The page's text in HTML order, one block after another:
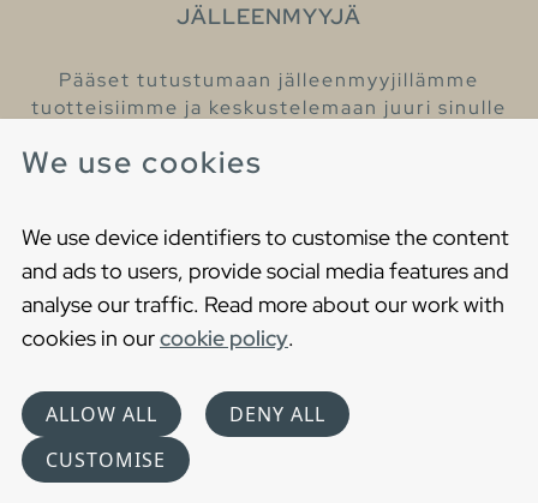
We use cookies
We use device identifiers to customise the content
and ads to users, provide social media features and
analyse our traffic. Read more about our work with
cookies in ourcookie policy.
ALLOW ALL
DENY ALL
CUSTOMISE
JÄLLEENMYYJÄ
Pääset tutustumaan jälleenmyyjillämme
tuotteisiimme ja keskustelemaan juuri sinulle
Cookies
Privacy statement
Choose language